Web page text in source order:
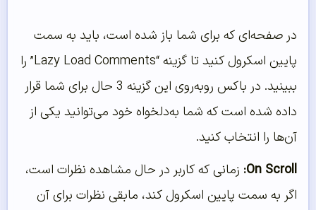
در صفحه‌ای که برای شما باز شده است، باید به سمت
پایین اسکرول کنید تا گزینه “Lazy Load Comments” را
ببینید. در باکس روبه‌روی این گزینه 3 حال برای شما قرار
داده شده است که شما به‌دلخواه خود می‌توانید یکی از
آن‌ها را انتخاب کنید.
On Scroll: زمانی که کاربر در حال مشاهده نظرات است،
اگر به سمت پایین اسکرول کند، مابقی نظرات برای آن